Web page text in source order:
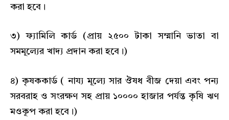
করা হবে।
৩) ফ্যামিলি কার্ড (প্রায় ২৫০০ টাকা সম্মানি ভাতা বা
সমমূল্যের খাদ্য প্রদান করা হবে।)
৪) কৃষককার্ড ( নায্য মূল্যে সার ঔষধ বীজ দেয়া এবং পন্য
সরবরাহ ও সংরক্ষণ সহ প্রায় ১০০০০ হাজার পর্যন্ত কৃষি ঋণ
মওকূপ করা হবে।)